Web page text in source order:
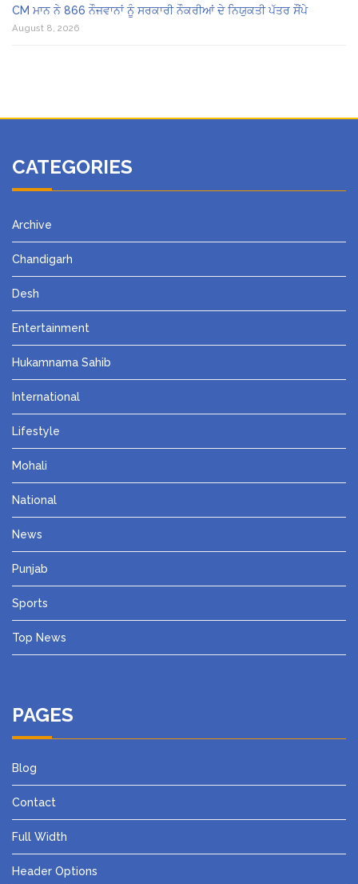
CM ਮਾਨ ਨੇ 866 ਨੌਜਵਾਨਾਂ ਨੂੰ ਸਰਕਾਰੀ ਨੌਕਰੀਆਂ ਦੇ ਨਿਯੁਕਤੀ ਪੱਤਰ ਸੌਂਪੇ
August 8, 2026
CATEGORIES
Archive
Chandigarh
Desh
Entertainment
Hukamnama Sahib
International
Lifestyle
Mohali
National
News
Punjab
Sports
Top News
PAGES
Blog
Contact
Full Width
Header Options